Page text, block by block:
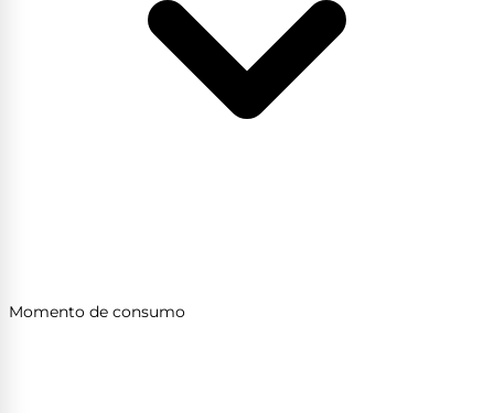
Momento de consumo